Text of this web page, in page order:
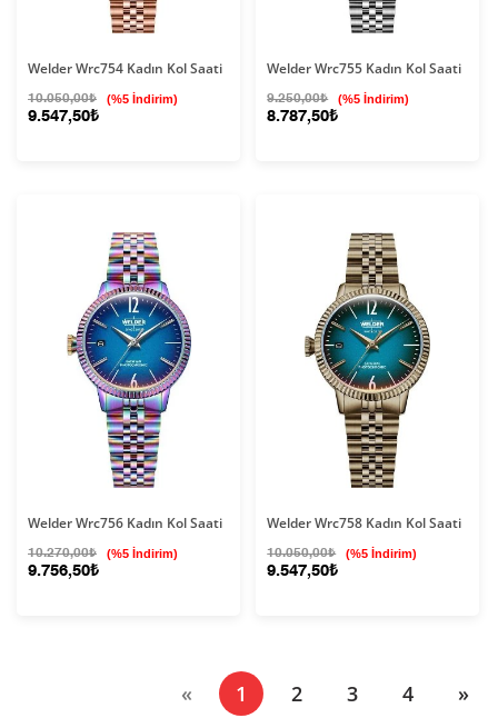
Welder Wrc754 Kadın Kol Saati
10.050,00₺ (%5 İndirim)
9.547,50₺
Welder Wrc755 Kadın Kol Saati
9.250,00₺ (%5 İndirim)
8.787,50₺
Welder Wrc756 Kadın Kol Saati
10.270,00₺ (%5 İndirim)
9.756,50₺
Welder Wrc758 Kadın Kol Saati
10.050,00₺ (%5 İndirim)
9.547,50₺
« 1 (current)
2 3 4 »